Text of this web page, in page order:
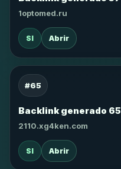
1optomed.ru
SI Abrir
#65
Backlink generado 65
2110.xg4ken.com
SI Abrir